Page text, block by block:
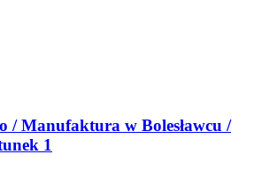
/ Manufaktura w Bolesławcu /
1